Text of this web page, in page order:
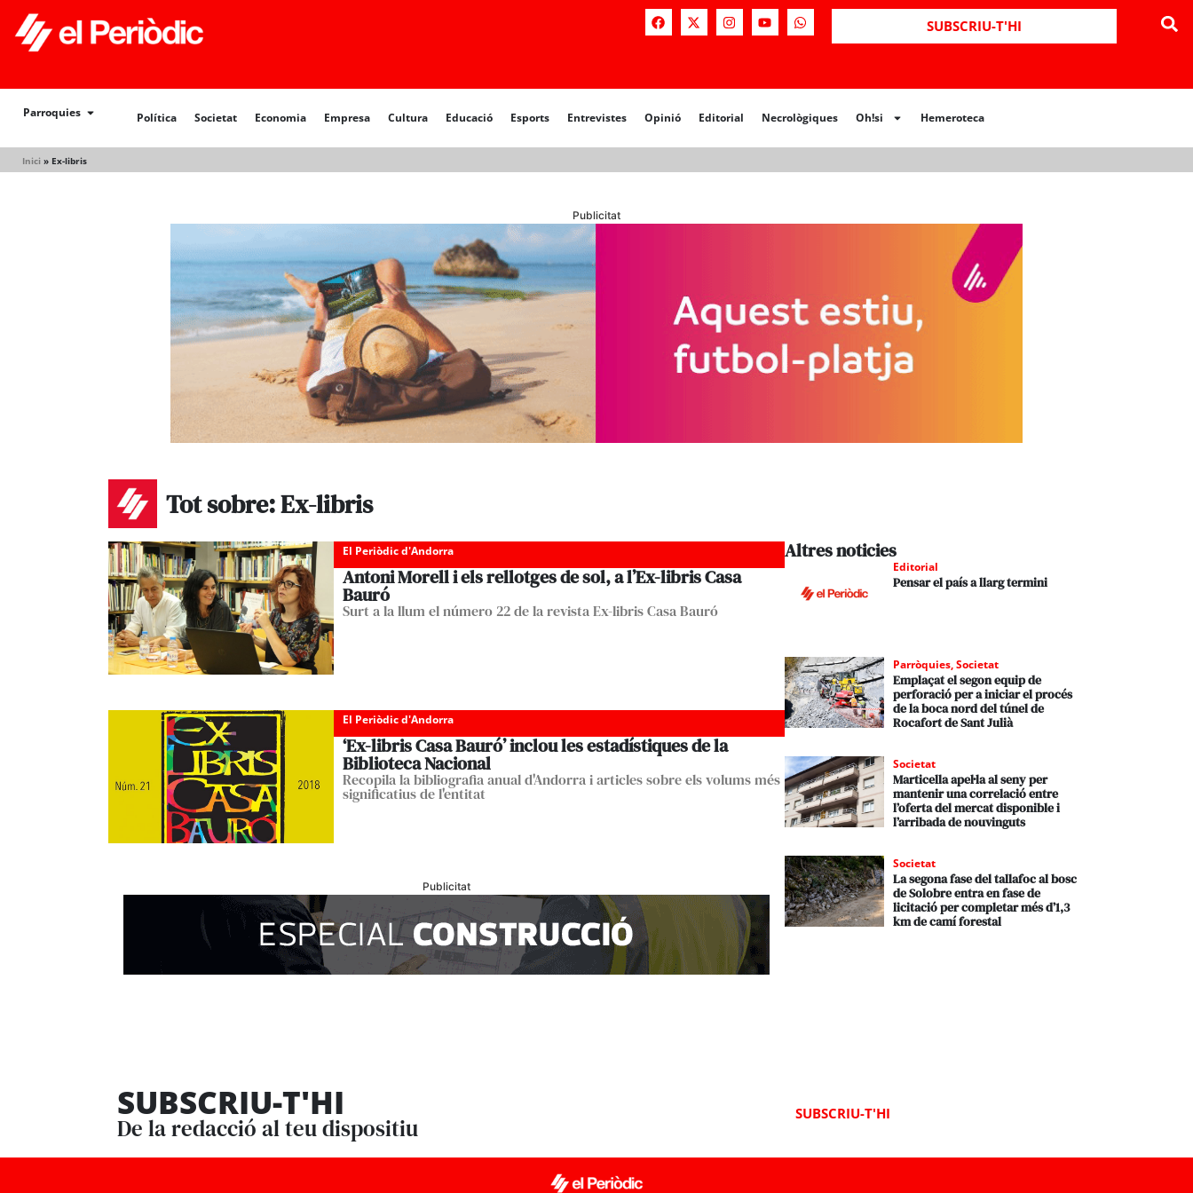
SUBSCRIU-T'HI
Parroquies Política Societat Economia Empresa Cultura Educació Esports Entrevistes Opinió Editorial Necrològiques Oh!si Hemeroteca
Inici » Ex-libris
Política Societat Opinió Editorial Necrològiques Hemeroteca
Publicitat
Tot sobre: Ex-libris
El Periòdic d'Andorra
Antoni Morell i els rellotges de sol, a l’Ex-libris Casa
Bauró
Surt a la llum el número 22 de la revista Ex-libris Casa Bauró
El Periòdic d'Andorra
‘Ex-libris Casa Bauró’ inclou les estadístiques de la
Biblioteca Nacional
Recopila la bibliografia anual d'Andorra i articles sobre els volums més
significatius de l'entitat
Publicitat
Altres noticies
Editorial
Pensar el país a llarg termini
Parròquies,Societat
Emplaçat el segon equip de
perforació per a iniciar el procés
de la boca nord del túnel de
Rocafort de Sant Julià
Societat
Marticella apel·la al seny per
mantenir una correlació entre
l’oferta del mercat disponible i
l’arribada de nouvinguts
Societat
La segona fase del tallafoc al bosc
de Solobre entra en fase de
licitació per completar més d’1,3
km de camí forestal
SUBSCRIU-T'HI
De la redacció al teu dispositiu
SUBSCRIU-T'HI